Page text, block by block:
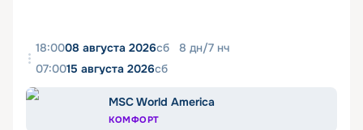
18:0008 августа 2026сб 8 дн/7 нч
07:0015 августа 2026сб
MSC World America
КОМФОРТ